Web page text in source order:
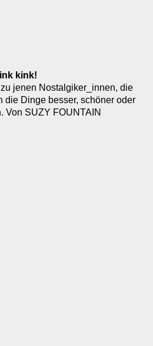
kink!
jenen Nostalgiker_innen, die
die Dinge besser, schöner oder
Von SUZY FOUNTAIN